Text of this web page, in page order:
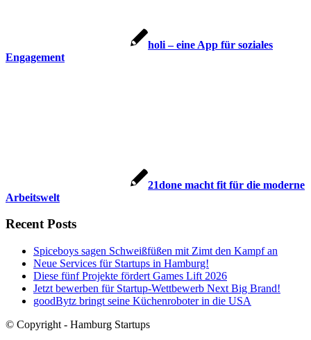
holi – eine App für soziales
Engagement
21done macht fit für die moderne
Arbeitswelt
Recent Posts
Spiceboys sagen Schweißfüßen mit Zimt den Kampf an
Neue Services für Startups in Hamburg!
Diese fünf Projekte fördert Games Lift 2026
Jetzt bewerben für Startup-Wettbewerb Next Big Brand!
goodBytz bringt seine Küchenroboter in die USA
© Copyright - Hamburg Startups